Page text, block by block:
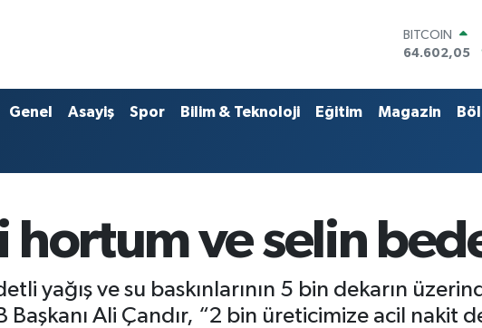
DOLAR
47,6006
55,0250
STERLİN
64.602,05
Genel Asayiş Spor Bilim & Teknoloji Eğitim Magazin
hortum ve selin
yağış ve su baskınlarının 5 bin dekarın
Ali Çandır, “2 bin üreticimize acil nakit